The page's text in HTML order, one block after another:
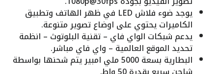
يوجد ضوء فلاش LED في ظهر الهاتف وتطبيق
الكاميرات يحتوي على اوضاع تصوير متنوعة.
يدعم شبكات الواي فاي – تقنية البلوتوث – انظمة
تحديد الموقع العالمية – واي فاي مباشر.
البطارية بسعة 5000 ملي امبير يتم شحنها بواسطة